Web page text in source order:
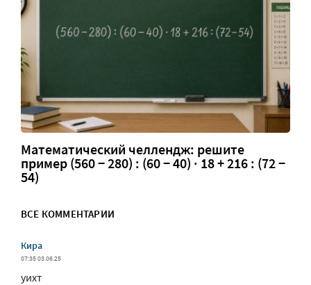
Математический челлендж: решите
пример (560 − 280) : (60 − 40) · 18 + 216 : (72 −
54)
ВСЕ КОММЕНТАРИИ
Кира
07:35 03.06.25
уихт